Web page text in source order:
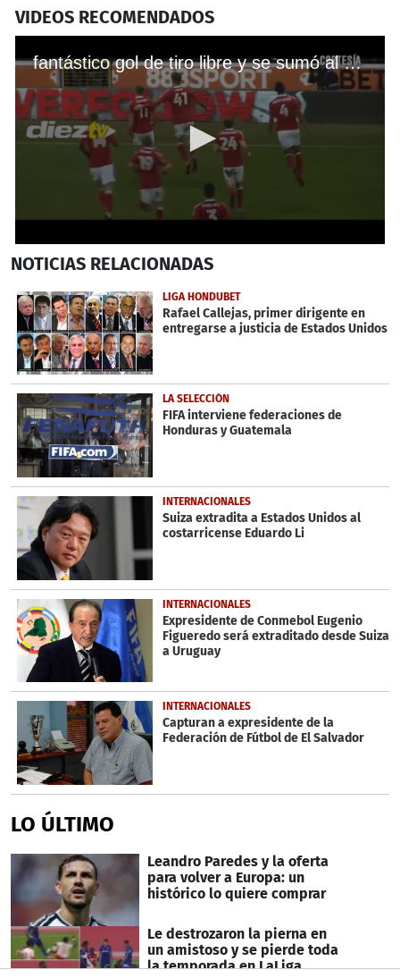
VIDEOS RECOMENDADOS
fantástico gol de tiro libre y se sumó al club de los históricos
seconds
24
seconds
NOTICIAS RELACIONADAS
LIGA HONDUBET
Rafael Callejas, primer dirigente en
entregarse a justicia de Estados Unidos
LA SELECCIÓN
FIFA interviene federaciones de
Honduras y Guatemala
INTERNACIONALES
Suiza extradita a Estados Unidos al
costarricense Eduardo Li
INTERNACIONALES
Expresidente de Conmebol Eugenio
Figueredo será extraditado desde Suiza
a Uruguay
INTERNACIONALES
Capturan a expresidente de la
Federación de Fútbol de El Salvador
LO ÚLTIMO
Leandro Paredes y la oferta
para volver a Europa: un
histórico lo quiere comprar
Le destrozaron la pierna en
un amistoso y se pierde toda
la temporada en LaLiga